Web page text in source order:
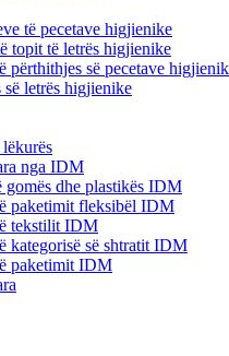
të pecetave higjienike
topit të letrës higjienike
përthithjes së pecetave
së letrës higjienike
nga IDM
gomës dhe plastikës IDM
paketimit fleksibël IDM
tekstilit IDM
kategorisë së shtratit IDM
paketimit IDM